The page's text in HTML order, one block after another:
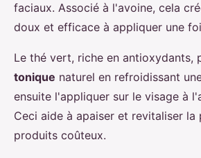
faciaux. Associé à l'avoine, cela
doux et efficace à appliquer une
Le thé vert, riche en antioxydants,
tonique naturel en refroidissant
ensuite l'appliquer sur le visage à
Ceci aide à apaiser et revitaliser la
produits coûteux.